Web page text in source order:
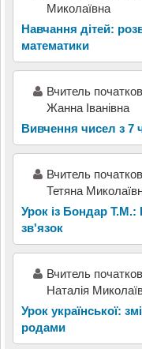
Миколаївна
Навчання дітей:
математики
Вчитель
Жанна Іванівна
Вивчення чисел з 7
Вчитель
Тетяна
Урок із Бондар Т.М.:
зв'язок
Вчитель
Наталія
Урок української:
родами